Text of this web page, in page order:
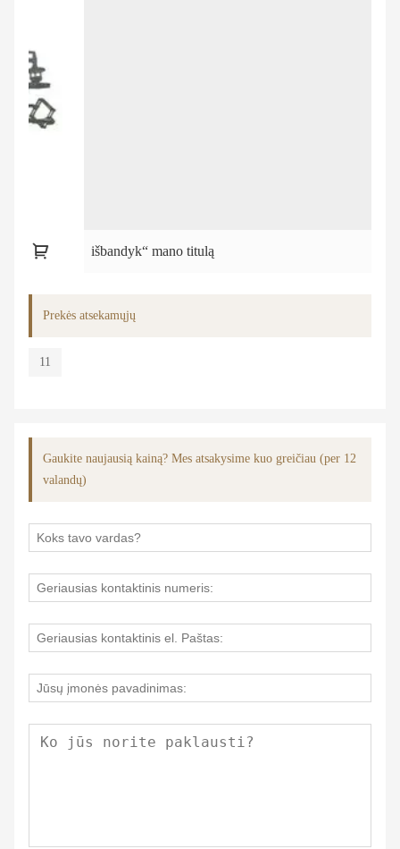
išbandyk“ mano titulą
Prekės atsekamųjų
11
Gaukite naujausią kainą? Mes atsakysime kuo greičiau (per 12
valandų)